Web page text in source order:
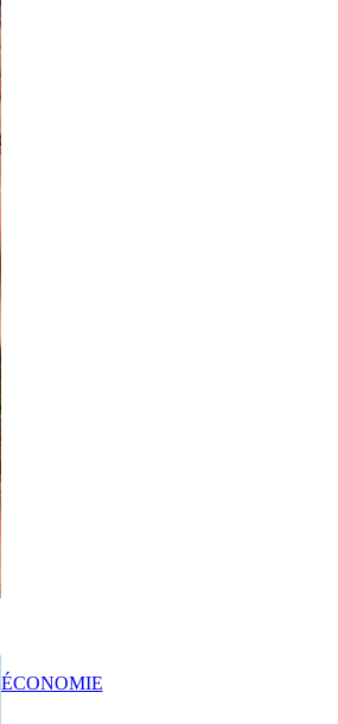
ÉCONOMIE